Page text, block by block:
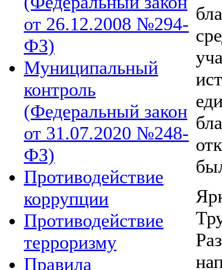
от 26.12.2008 №294-
ФЗ)
Муниципальный
контроль
(Федеральный закон
от 31.07.2020 №248-
ФЗ)
Противодействие
коррупции
Противодействие
терроризму
Правила